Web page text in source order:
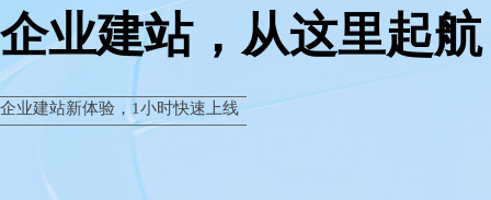
企业建站，从这里起航
企业建站新体验，1小时快速上线